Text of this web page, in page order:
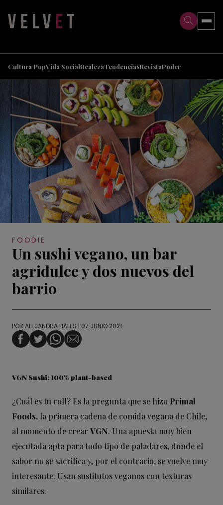
Cultura PopVida SocialRealezaTendenciasRevistaPoder
FOODIE
Un sushi vegano, un bar
agridulce y dos nuevos del
barrio
POR ALEJANDRA HALES | 07 JUNIO 2021
VGN Sushi: 100% plant-based
¿Cuál es tu roll? Es la pregunta que se hizo Primal
Foods, la primera cadena de comida vegana de Chile,
al momento de crear VGN. Una apuesta muy bien
ejecutada apta para todo tipo de paladares, donde el
sabor no se sacrifica y, por el contrario, se vuelve muy
interesante. Usan sustitutos veganos con texturas
similares.